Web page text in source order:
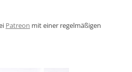
Patreon mit einer regelmäßigen